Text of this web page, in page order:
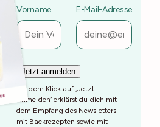
Vorname E-Mail-Adresse
Mit dem Klick auf ‚Jetzt
Anmelden‘ erklärst du dich mit
dem Empfang des Newsletters
mit Backrezepten sowie mit